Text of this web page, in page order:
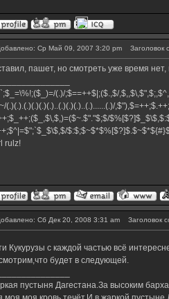
Ср Май 09, 2007 3:20 pm Заголовок
пашет, но смотреть уже время
(.)/;$==++$|;($.,$/
(.)(.).(.)(.)(.)(.)..(.)(.)(.)..(.)......(.)/
rulz!
Сб Дек 20, 2008 3:31 am Заголовок
Кукурузы с каждой частью всё
будет в следующей.
пустыня Дагестана.За высоким